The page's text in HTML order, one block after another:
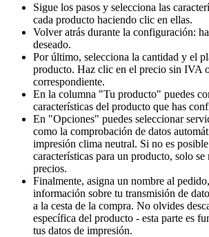
Sigue los pasos y selecciona las
cada producto haciendo clic en ellas.
Volver atrás durante la configuración:
deseado.
Por último, selecciona la cantidad y el
producto. Haz clic en el precio sin IVA
correspondiente.
En la columna "Tu producto" puedes
características del producto que has
En "Opciones" puedes seleccionar
como la comprobación de datos
impresión clima neutral. Si no es
características para un producto, solo se
precios.
Finalmente, asigna un nombre al
información sobre tu transmisión de
a la cesta de la compra. No olvides
específica del producto - esta parte es
tus datos de impresión.